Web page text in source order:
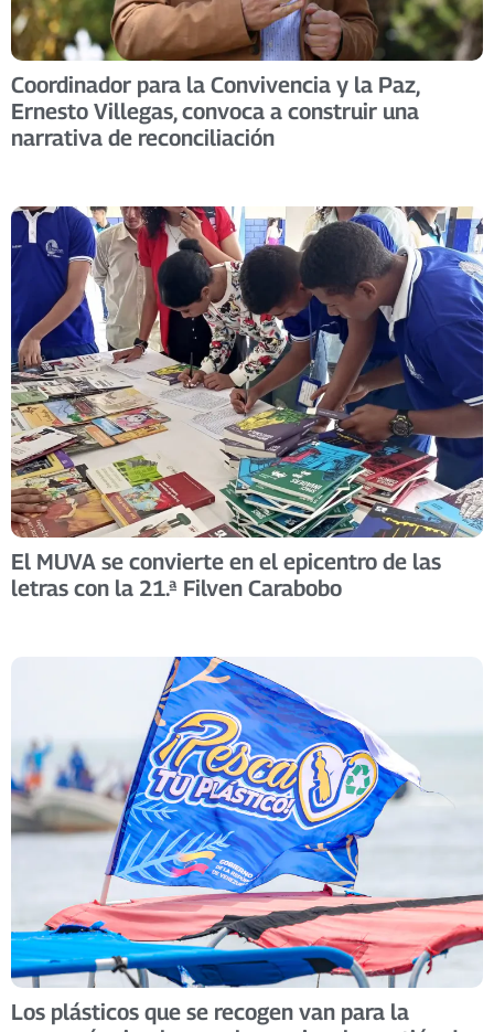
Coordinador para la Convivencia y la Paz,
Ernesto Villegas, convoca a construir una
narrativa de reconciliación
El MUVA se convierte en el epicentro de las
letras con la 21.ª Filven Carabobo
Los plásticos que se recogen van para la